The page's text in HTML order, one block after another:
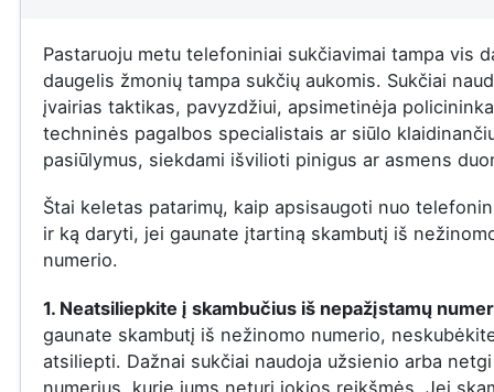
Pastaruoju metu telefoniniai sukčiavimai tampa vis
daugelis žmonių tampa sukčių aukomis. Sukčiai
įvairias taktikas, pavyzdžiui, apsimetinėja
techninės pagalbos specialistais ar siūlo
pasiūlymus, siekdami išvilioti pinigus ar asmens
Štai keletas patarimų, kaip apsisaugoti nuo
ir ką daryti, jei gaunate įtartiną skambutį iš
numerio.
1. Neatsiliepkite į skambučius iš nepažįstamų
gaunate skambutį iš nežinomo numerio,
atsiliepti. Dažnai sukčiai naudoja užsienio arba
numerius, kurie jums neturi jokios reikšmės. Jei